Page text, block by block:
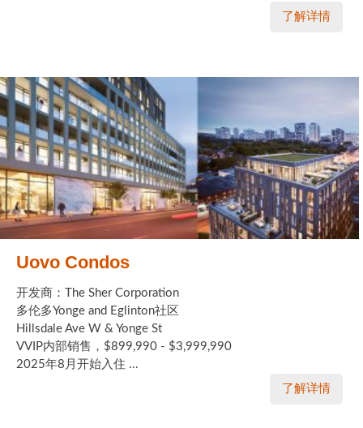
了解详情
Uovo Condos
开发商：The Sher Corporation
多伦多Yonge and Eglinton社区
Hillsdale Ave W & Yonge St
VVIP内部销售，$899,990 - $3,999,990
2025年8月开始入住 ...
了解详情